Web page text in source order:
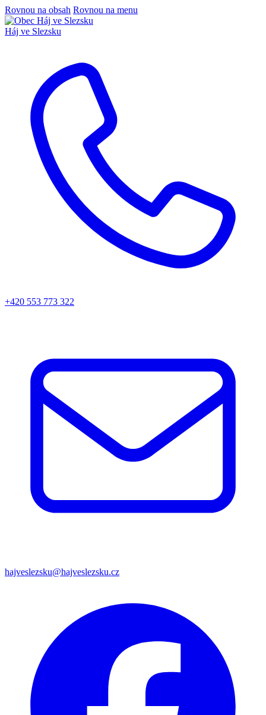
Rovnou na obsah Rovnou na menu
Háj ve Slezsku
+420 553 773 322
hajveslezsku@hajveslezsku.cz